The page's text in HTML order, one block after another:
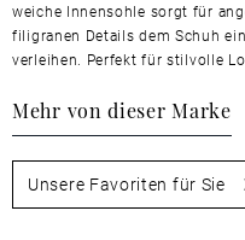
weiche Innensohle sorgt für
filigranen Details dem Schuh
verleihen. Perfekt für stilvolle
Mehr von dieser Marke
Unsere Favoriten für Sie